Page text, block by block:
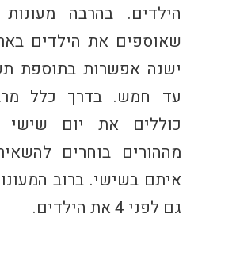
הילדים. בהרבה
שאוספים את הילדים
ישנה אפשרות בתוספת
עד חמש. בדרך כלל
כוללים את יום
מההורים בוחרים
איתם בשישי. ברוב
גם לפני 4 את הילדים.